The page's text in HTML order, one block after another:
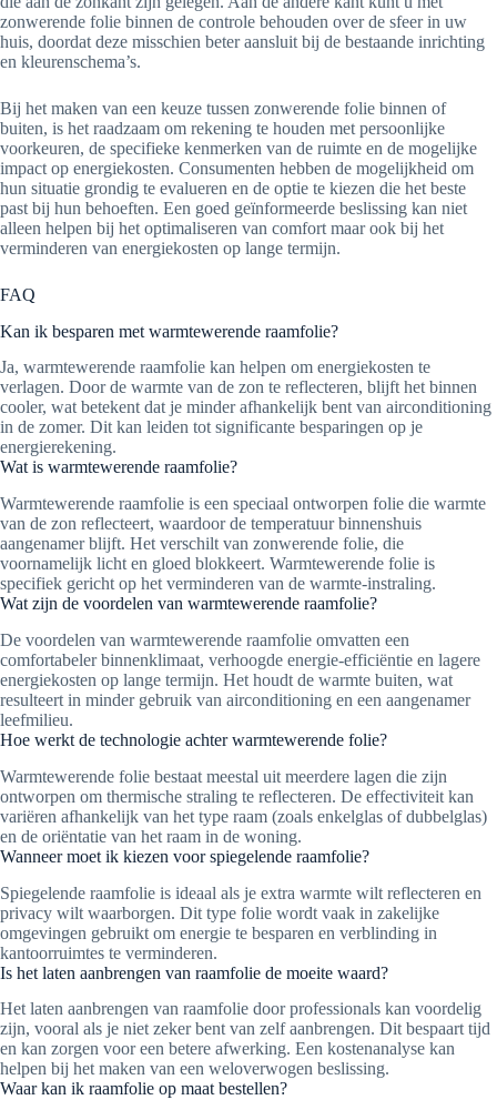
zonwerende folie binnen de controle behouden over de sfeer in uw
huis, doordat deze misschien beter aansluit bij de bestaande inrichting
en kleurenschema’s.
Bij het maken van een keuze tussen zonwerende folie binnen of
buiten, is het raadzaam om rekening te houden met persoonlijke
voorkeuren, de specifieke kenmerken van de ruimte en de mogelijke
impact op energiekosten. Consumenten hebben de mogelijkheid om
hun situatie grondig te evalueren en de optie te kiezen die het beste
past bij hun behoeften. Een goed geïnformeerde beslissing kan niet
alleen helpen bij het optimaliseren van comfort maar ook bij het
verminderen van energiekosten op lange termijn.
FAQ
Kan ik besparen met warmtewerende raamfolie?
Ja, warmtewerende raamfolie kan helpen om energiekosten te
verlagen. Door de warmte van de zon te reflecteren, blijft het binnen
cooler, wat betekent dat je minder afhankelijk bent van airconditioning
in de zomer. Dit kan leiden tot significante besparingen op je
energierekening.
Wat is warmtewerende raamfolie?
Warmtewerende raamfolie is een speciaal ontworpen folie die warmte
van de zon reflecteert, waardoor de temperatuur binnenshuis
aangenamer blijft. Het verschilt van zonwerende folie, die
voornamelijk licht en gloed blokkeert. Warmtewerende folie is
specifiek gericht op het verminderen van de warmte-instraling.
Wat zijn de voordelen van warmtewerende raamfolie?
De voordelen van warmtewerende raamfolie omvatten een
comfortabeler binnenklimaat, verhoogde energie-efficiëntie en lagere
energiekosten op lange termijn. Het houdt de warmte buiten, wat
resulteert in minder gebruik van airconditioning en een aangenamer
leefmilieu.
Hoe werkt de technologie achter warmtewerende folie?
Warmtewerende folie bestaat meestal uit meerdere lagen die zijn
ontworpen om thermische straling te reflecteren. De effectiviteit kan
variëren afhankelijk van het type raam (zoals enkelglas of dubbelglas)
en de oriëntatie van het raam in de woning.
Wanneer moet ik kiezen voor spiegelende raamfolie?
Spiegelende raamfolie is ideaal als je extra warmte wilt reflecteren en
privacy wilt waarborgen. Dit type folie wordt vaak in zakelijke
omgevingen gebruikt om energie te besparen en verblinding in
kantoorruimtes te verminderen.
Is het laten aanbrengen van raamfolie de moeite waard?
Het laten aanbrengen van raamfolie door professionals kan voordelig
zijn, vooral als je niet zeker bent van zelf aanbrengen. Dit bespaart tijd
en kan zorgen voor een betere afwerking. Een kostenanalyse kan
helpen bij het maken van een weloverwogen beslissing.
Waar kan ik raamfolie op maat bestellen?